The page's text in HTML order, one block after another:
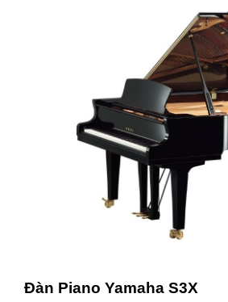
Đàn Piano Yamaha S3X